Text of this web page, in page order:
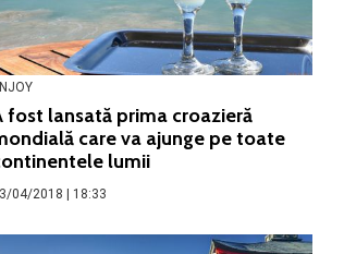
fost lansată prima croazieră
care va ajunge pe toate
lumii
04/2018 | 18:33